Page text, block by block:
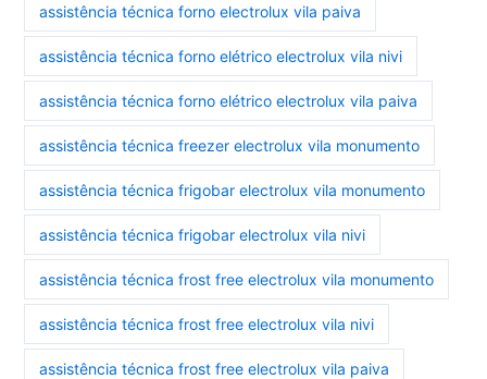
assistência técnica forno electrolux vila paiva
assistência técnica forno elétrico electrolux vila nivi
assistência técnica forno elétrico electrolux vila paiva
assistência técnica freezer electrolux vila monumento
assistência técnica frigobar electrolux vila monumento
assistência técnica frigobar electrolux vila nivi
assistência técnica frost free electrolux vila monumento
assistência técnica frost free electrolux vila nivi
assistência técnica frost free electrolux vila paiva